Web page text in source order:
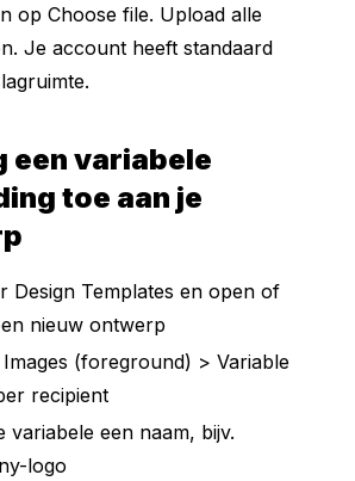
op Choose file. Upload alle
Je account heeft standaard
een variabele
toe aan je
Design Templates en open of
nieuw ontwerp
(foreground) > Variable
recipient
variabele een naam, bijv.
logo